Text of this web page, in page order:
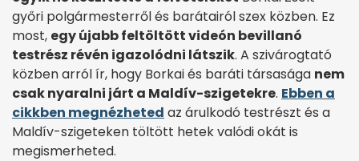
győri polgármesterről és barátairól szex közben. Ez
most, egy újabb feltöltött videón bevillanó
testrész révén igazolódni látszik. A szivárogtató
közben arról ír, hogy Borkai és baráti társasága nem
csak nyaralni járt a Maldív-szigetekre. Ebben a
cikkben megnézheted az árulkodó testrészt és a
Maldív-szigeteken töltött hetek valódi okát is
megismerheted.